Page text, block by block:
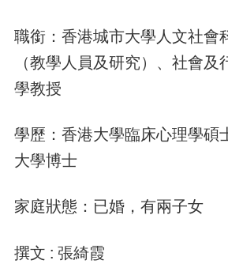
職銜：香港城市大學人文社會
（教學人員及研究）、社會
學教授
學歷：香港大學臨床心理學碩
大學博士
家庭狀態：已婚，有兩子女
撰文 : 張綺霞